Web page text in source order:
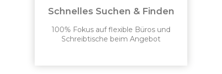
Schnelles Suchen & Finden
100% Fokus auf flexible Büros und
Schreibtische beim Angebot